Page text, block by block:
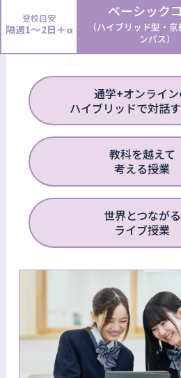
登校目安
隔週1～2日＋α
ベーシック
（ハイブリッド型・
ンパス）
通学+オンライ
ハイブリッドで対話
教科を越えて
考える授業
世界とつながる
ライブ授業